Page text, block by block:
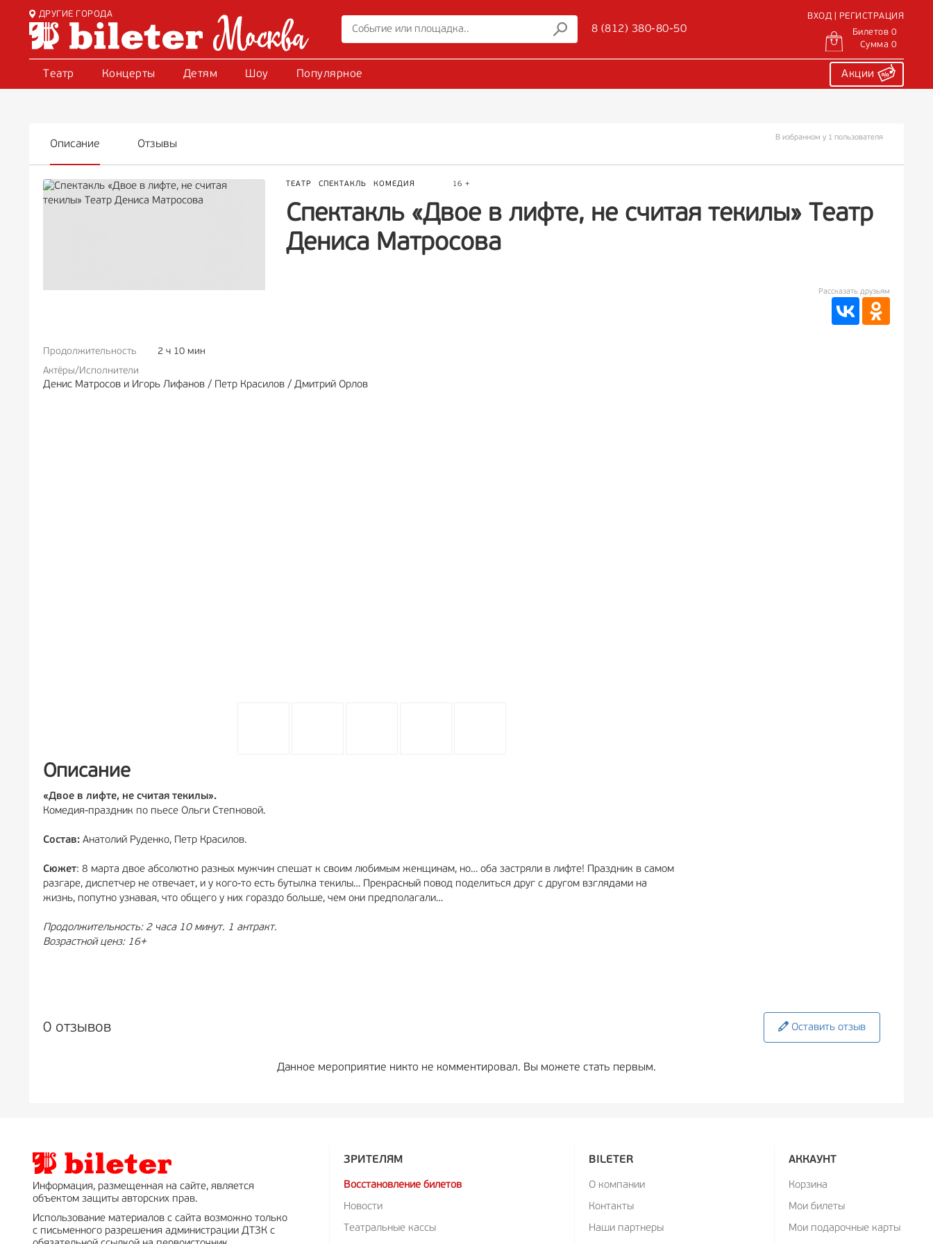
ДРУГИЕ ГОРОДА
8 (812) 380-80-50
ВХОД | РЕГИСТРАЦИЯ
Билетов 0
Сумма 0
Театр Концерты Детям Шоу Популярное Акции
Описание Отзывы
В избранном у 1 пользователя
ТЕАТР СПЕКТАКЛЬ КОМЕДИЯ 16 +
Спектакль «Двое в лифте, не считая текилы» Театр
Дениса Матросова
Рассказать друзьям
Продолжительность
2 ч 10 мин
Актёры/Исполнители
Денис Матросов и Игорь Лифанов / Петр Красилов / Дмитрий Орлов
Описание
«Двое в лифте, не считая текилы».
Комедия-праздник по пьесе Ольги Степновой.
Состав: Анатолий Руденко, Петр Красилов.
Сюжет: 8 марта двое абсолютно разных мужчин спешат к своим любимым женщинам, но… оба застряли в лифте! Праздник в самом
разгаре, диспетчер не отвечает, и у кого-то есть бутылка текилы… Прекрасный повод поделиться друг с другом взглядами на
жизнь, попутно узнавая, что общего у них гораздо больше, чем они предполагали…
Продолжительность: 2 часа 10 минут. 1 антракт.
Возрастной ценз: 16+
0 отзывов Оставить отзыв
Данное мероприятие никто не комментировал. Вы можете стать первым.
Информация, размещенная на сайте, является
объектом защиты авторских прав.
Использование материалов с сайта возможно только
с письменного разрешения администрации ДТЗК с
ЗРИТЕЛЯМ
Восстановление билетов
Новости
Театральные кассы
BILETER
О компании
Контакты
Наши партнеры
АККАУНТ
Корзина
Мои билеты
Мои подарочные карты